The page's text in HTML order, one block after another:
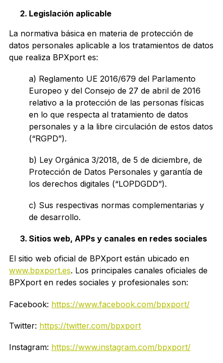
Legislación aplicable
La normativa básica en materia de protección de
datos personales aplicable a los tratamientos de datos
que realiza BPXport es:
a) Reglamento UE 2016/679 del Parlamento
Europeo y del Consejo de 27 de abril de 2016
relativo a la protección de las personas físicas
en lo que respecta al tratamiento de datos
personales y a la libre circulación de estos datos
(“RGPD”).
b) Ley Orgánica 3/2018, de 5 de diciembre, de
Protección de Datos Personales y garantía de
los derechos digitales (“LOPDGDD”).
c) Sus respectivas normas complementarias y
de desarrollo.
Sitios web, APPs y canales en redes sociales
El sitio web oficial de BPXport están ubicado en
www.bpxport.es. Los principales canales oficiales de
BPXport en redes sociales y profesionales son:
Facebook: https://www.facebook.com/bpxport/
Twitter: https://twitter.com/bpxport
Instagram: https://www.instagram.com/bpxport/